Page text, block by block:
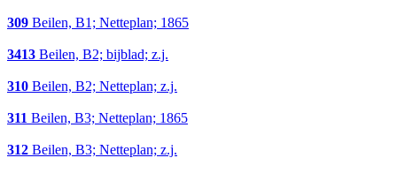
309 Beilen, B1; Netteplan; 1865
3413 Beilen, B2; bijblad; z.j.
310 Beilen, B2; Netteplan; z.j.
311 Beilen, B3; Netteplan; 1865
312 Beilen, B3; Netteplan; z.j.